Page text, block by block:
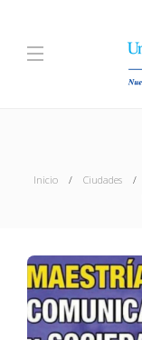
Inicio Ciudades